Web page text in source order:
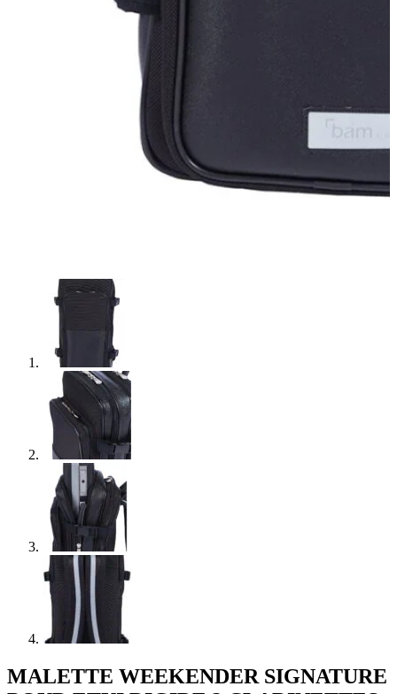
MALETTE WEEKENDER SIGNATURE